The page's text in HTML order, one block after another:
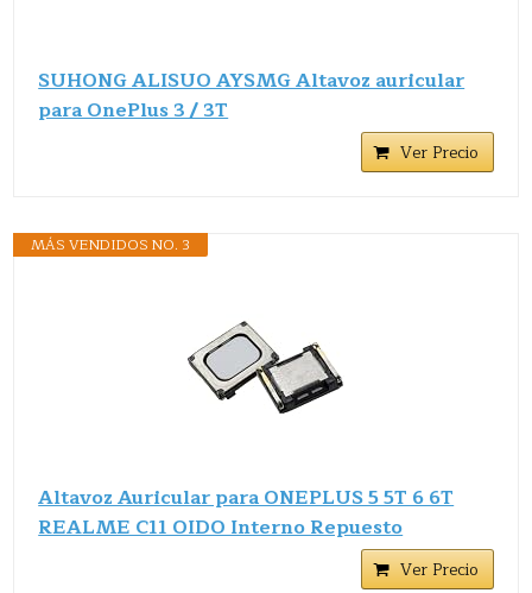
SUHONG ALISUO AYSMG Altavoz auricular
para OnePlus 3 / 3T
Ver Precio
MÁS VENDIDOS NO. 3
Altavoz Auricular para ONEPLUS 5 5T 6 6T
REALME C11 OIDO Interno Repuesto
Ver Precio